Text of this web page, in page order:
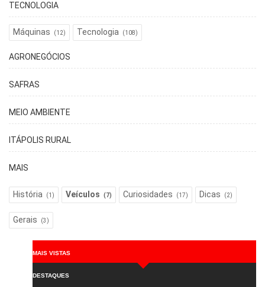
TECNOLOGIA
Máquinas (12) Tecnologia (108)
AGRONEGÓCIOS
SAFRAS
MEIO AMBIENTE
ITÁPOLIS RURAL
MAIS
História (1) Veículos (7) Curiosidades (17) Dicas (2)
Gerais (3)
MAIS VISTAS
DESTAQUES